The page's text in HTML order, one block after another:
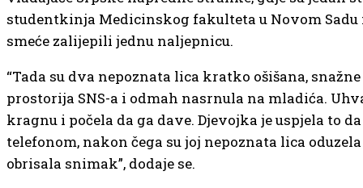
studentkinja Medicinskog fakulteta u Novom Sadu
smeće zalijepili jednu naljepnicu.
“Tada su dva nepoznata lica kratko ošišana,
prostorija SNS-a i odmah nasrnula na mladića.
kragnu i počela da ga dave. Djevojka je uspjela to
telefonom, nakon čega su joj nepoznata lica
obrisala snimak”, dodaje se.